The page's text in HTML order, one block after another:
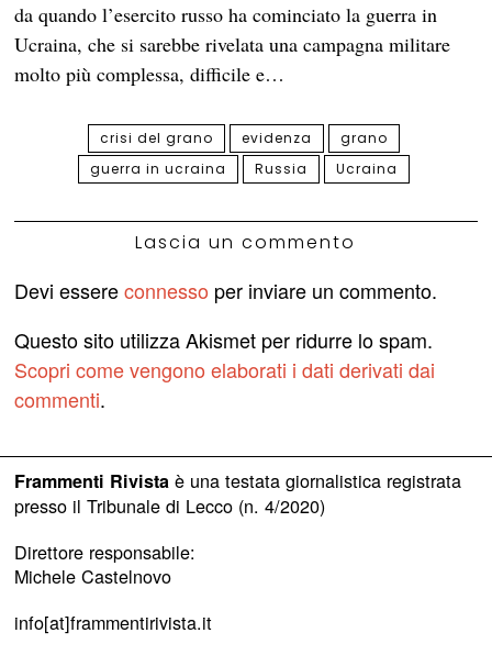
da quando l’esercito russo ha cominciato la guerra in
Ucraina, che si sarebbe rivelata una campagna militare
molto più complessa, difficile e…
crisi del grano evidenza
grano
guerra in ucraina
Russia Ucraina
Lascia un commento
Devi essereconnesso per inviare un commento.
Questo sito utilizza Akismet per ridurre lo spam.
Scopri come vengono elaborati i dati derivati dai
commenti.
Frammenti Rivistaè una testata giornalistica registrata
presso il Tribunale di Lecco (n. 4/2020)
Direttore responsabile:
Michele Castelnovo
info[at]frammentirivista.it